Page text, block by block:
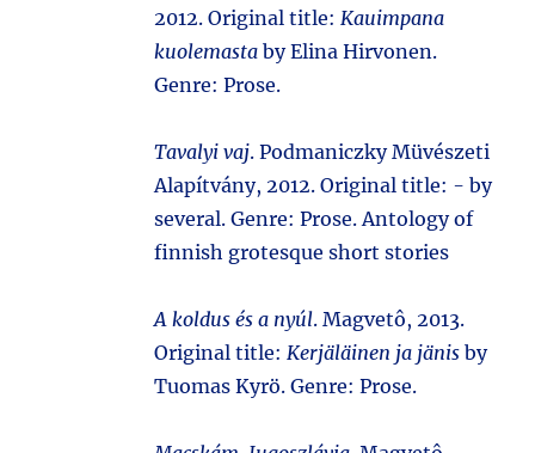
2012. Original title:Kauimpana
kuolemasta by Elina Hirvonen.
Genre: Prose.
Tavalyi vaj. Podmaniczky Müvészeti
Alapítvány, 2012. Original title: - by
several. Genre: Prose. Antology of
finnish grotesque short stories
A koldus és a nyúl. Magvetô, 2013.
Original title:Kerjäläinen ja jänis by
Tuomas Kyrö. Genre: Prose.